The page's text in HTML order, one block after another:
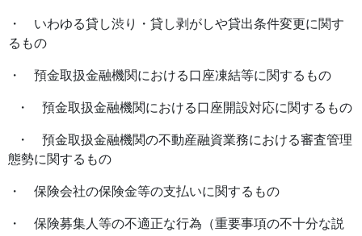
・ いわゆる貸し渋り・貸し剥がしや貸出条件変更に関す
るもの
・ 預金取扱金融機関における口座凍結等に関するもの
・ 預金取扱金融機関における口座開設対応に関するもの
・ 預金取扱金融機関の不動産融資業務における審査管理
態勢に関するもの
・ 保険会社の保険金等の支払いに関するもの
・ 保険募集人等の不適正な行為（重要事項の不十分な説